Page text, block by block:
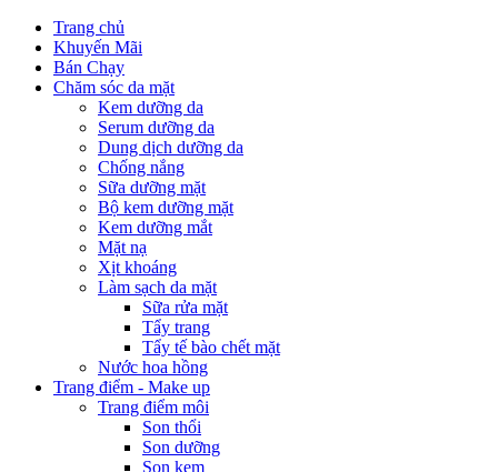
Trang chủ
Khuyến Mãi
Bán Chạy
Chăm sóc da mặt
Kem dưỡng da
Serum dưỡng da
Dung dịch dưỡng da
Chống nắng
Sữa dưỡng mặt
Bộ kem dưỡng mặt
Kem dưỡng mắt
Mặt nạ
Xịt khoáng
Làm sạch da mặt
Sữa rửa mặt
Tẩy trang
Tẩy tế bào chết mặt
Nước hoa hồng
Trang điểm - Make up
Trang điểm môi
Son thổi
Son dưỡng
Son kem